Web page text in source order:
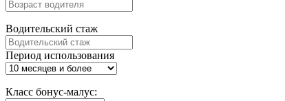
Водительский стаж
Период использования
Класс бонус-малус: